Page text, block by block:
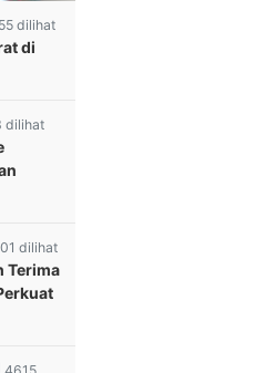
dilihat
di
dilihat
dilihat
Terima